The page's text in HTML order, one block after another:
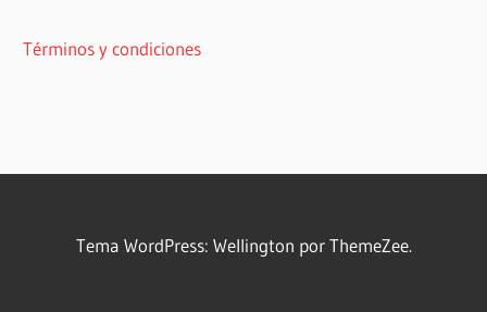
Términos y condiciones
Tema WordPress: Wellington por ThemeZee.